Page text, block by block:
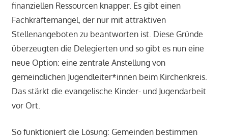
finanziellen Ressourcen knapper. Es gibt einen
Fachkräftemangel, der nur mit attraktiven
Stellenangeboten zu beantworten ist. Diese Gründe
überzeugten die Delegierten und so gibt es nun eine
neue Option: eine zentrale Anstellung von
gemeindlichen Jugendleiter*innen beim Kirchenkreis.
Das stärkt die evangelische Kinder- und Jugendarbeit
vor Ort.
So funktioniert die Lösung: Gemeinden bestimmen